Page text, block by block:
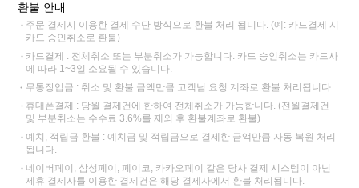
환불 안내
주문 결제시 이용한 결제 수단 방식으로 환불 처리 됩니다. (예: 카드결제 시
카드 승인취소로 환불)
카드결제 : 전체취소 또는 부분취소가 가능합니다. 카드 승인취소는 카드사
에 따라 1~3일 소요될 수 있습니다.
무통장입금 : 취소 및 환불 금액만큼 고객님 요청 계좌로 환불 처리됩니다.
휴대폰결제 : 당월 결제건에 한하여 전체취소가 가능합니다. (전월결제건
및 부분취소는 수수료 3.6%를 제외 후 환불계좌로 환불)
예치, 적립금 환불 : 예치금 및 적립금으로 결제한 금액만큼 자동 복원 처리
됩니다.
네이버페이, 삼성페이, 페이코, 카카오페이 같은 당사 결제 시스템이 아닌
제휴 결제사를 이용한 결제건은 해당 결제사에서 환불 처리됩니다.